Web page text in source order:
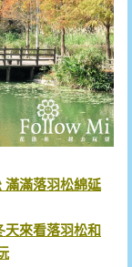
滿滿落羽松綿延
天來看落羽松和